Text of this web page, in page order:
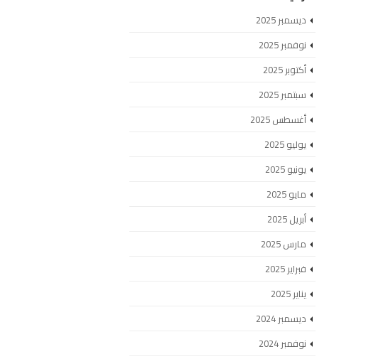
ديسمبر 2025
نوفمبر 2025
أكتوبر 2025
سبتمبر 2025
أغسطس 2025
يوليو 2025
يونيو 2025
مايو 2025
أبريل 2025
مارس 2025
فبراير 2025
يناير 2025
ديسمبر 2024
نوفمبر 2024